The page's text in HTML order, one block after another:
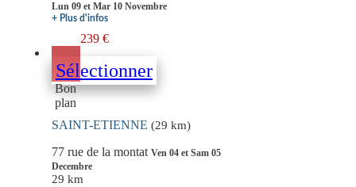
Lun 09 et Mar 10 Novembre
+ Plus d'infos
239 €
Sélectionner
Bon
plan
SAINT-ETIENNE (29 km)
77 rue de la montat Ven 04 et Sam 05
Decembre
29 km